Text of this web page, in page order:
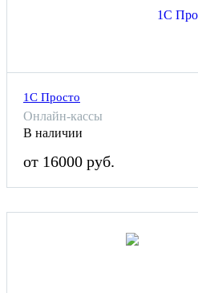
1С Просто
Онлайн-кассы
В наличии
от 16000 руб.